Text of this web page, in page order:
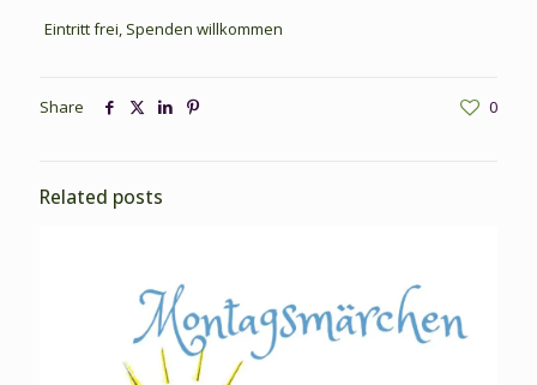
Eintritt frei, Spenden willkommen
Share 0
Related posts